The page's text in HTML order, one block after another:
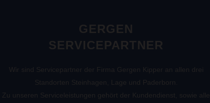
GERGEN
SERVICEPARTNER
Wir sind Servicepartner der Firma Gergen Kipper an allen drei
Standorten Steinhagen, Lage und Paderborn.
Zu unseren Serviceleistungen gehört der Kundendienst, sowie alle